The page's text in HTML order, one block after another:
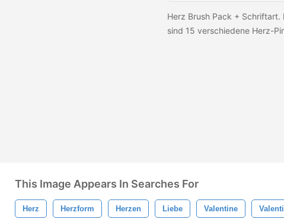
Herz Brush Pack +
sind 15 verschiedene Herz-
This Image Appears In Searches For
Herz Herzform Herzen Liebe Valentine